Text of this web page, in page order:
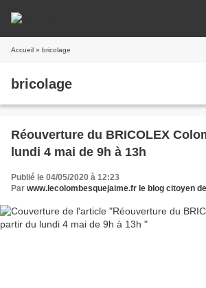
Accueil » bricolage
bricolage
Réouverture du BRICOLEX
lundi 4 mai de 9h à 13h
Publié le 04/05/2020 à 12:23
Par www.lecolombesquejaime.fr le blog citoyen